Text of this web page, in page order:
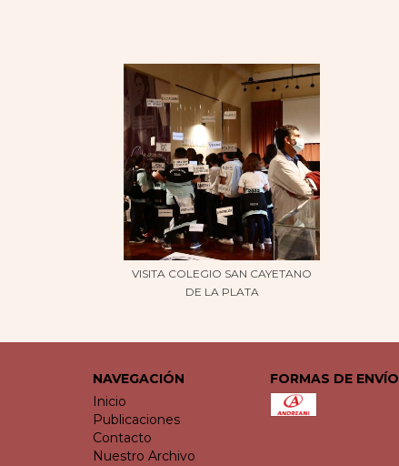
VISITA COLEGIO SAN CAYETANO
DE LA PLATA
NAVEGACIÓN
Inicio
Publicaciones
Contacto
Nuestro Archivo
FORMAS DE ENVÍO